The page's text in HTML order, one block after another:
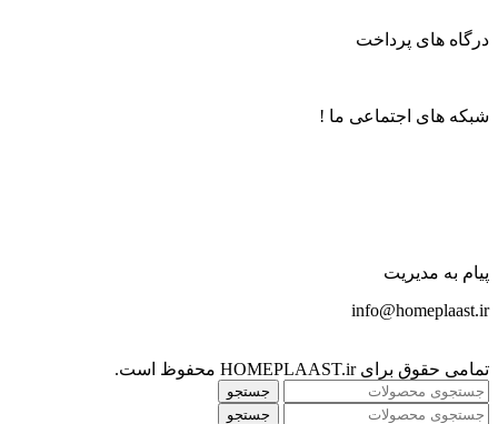
درگاه های پرداخت
شبکه های اجتماعی ما !
پیام به مدیریت
info@homeplaast.ir
تمامی حقوق برای HOMEPLAAST.ir محفوظ است.
جستجو
جستجو